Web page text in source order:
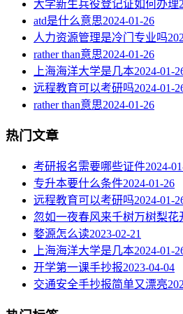
大学新生兵役登记证如何办理
atd是什么意思2024-01-26
人力资源管理是冷门专业吗
rather than意思2024-01-26
上海海洋大学是几本2024-01-
远程教育可以考研吗2024-01-
rather than意思2024-01-26
热门文章
考研报名需要哪些证件2024-
专升本要什么条件2024-01-26
远程教育可以考研吗2024-01-
忽如一夜春风来千树万树梨花
婺源怎么读2023-02-21
上海海洋大学是几本2024-01-
开学第一课手抄报2023-04-04
交通安全手抄报简单又漂亮